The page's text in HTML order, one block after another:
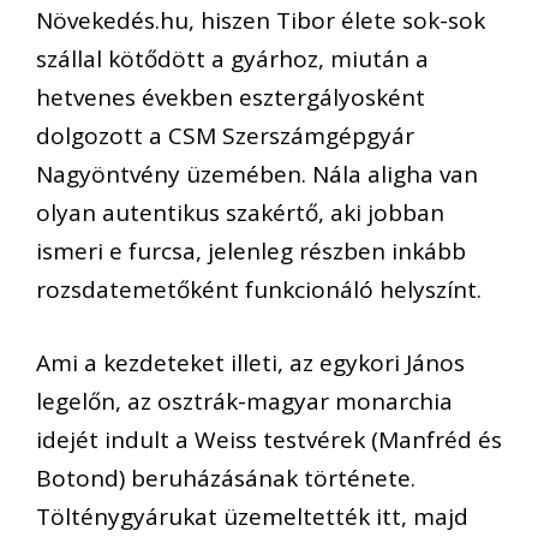
Növekedés.hu, hiszen Tibor élete sok-sok
szállal kötődött a gyárhoz, miután a
hetvenes években esztergályosként
dolgozott a CSM Szerszámgépgyár
Nagyöntvény üzemében. Nála aligha van
olyan autentikus szakértő, aki jobban
ismeri e furcsa, jelenleg részben inkább
rozsdatemetőként funkcionáló helyszínt.
Ami a kezdeteket illeti, az egykori János
legelőn, az osztrák-magyar monarchia
idejét indult a Weiss testvérek (Manfréd és
Botond) beruházásának története.
Tölténygyárukat üzemeltették itt, majd